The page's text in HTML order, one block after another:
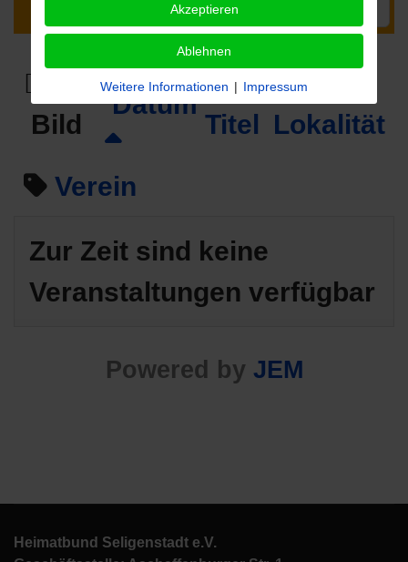
Bild
Datum
Titel Lokalität
Verein
Zur Zeit sind keine
Veranstaltungen verfügbar
Powered by JEM
Heimatbund Seligenstadt e.V.
Akzeptieren
Ablehnen
Weitere Informationen | Impressum